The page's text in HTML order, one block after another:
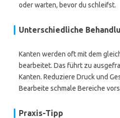
oder warten, bevor du schleifst.
Unterschiedliche
Kanten werden oft mit dem
bearbeitet. Das führt zu
Kanten. Reduziere Druck und
Bearbeite schmale Bereiche
Praxis-Tipp